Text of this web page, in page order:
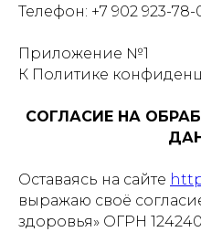
Телефон: +7 902 923-78-
Приложение №1
К Политике
СОГЛАСИЕ НА
Оставаясь на сайте
выражаю своё
здоровья» ОГРН